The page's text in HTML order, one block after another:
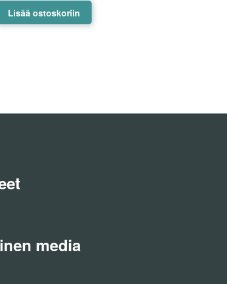
Lisää ostoskoriin
media